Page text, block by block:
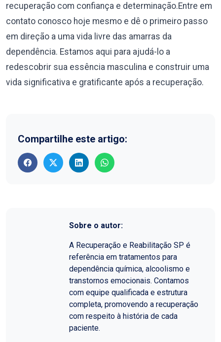
recuperação com confiança e determinação.Entre em
contato conosco hoje mesmo e dê o primeiro passo
em direção a uma vida livre das amarras da
dependência. Estamos aqui para ajudá-lo a
redescobrir sua essência masculina e construir uma
vida significativa e gratificante após a recuperação.
Compartilhe este artigo:
Sobre o autor:
A Recuperação e Reabilitação SP é
referência em tratamentos para
dependência química, alcoolismo e
transtornos emocionais. Contamos
com equipe qualificada e estrutura
completa, promovendo a recuperação
com respeito à história de cada
paciente.